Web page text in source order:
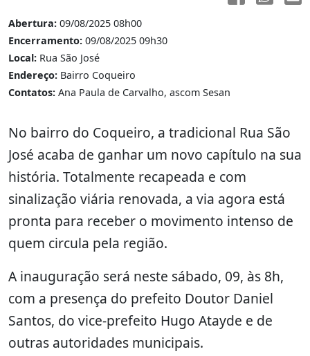
Abertura: 09/08/2025 08h00
Encerramento: 09/08/2025 09h30
Local: Rua São José
Endereço: Bairro Coqueiro
Contatos: Ana Paula de Carvalho, ascom Sesan
No bairro do Coqueiro, a tradicional Rua São
José acaba de ganhar um novo capítulo na sua
história. Totalmente recapeada e com
sinalização viária renovada, a via agora está
pronta para receber o movimento intenso de
quem circula pela região.
A inauguração será neste sábado, 09, às 8h,
com a presença do prefeito Doutor Daniel
Santos, do vice-prefeito Hugo Atayde e de
outras autoridades municipais.